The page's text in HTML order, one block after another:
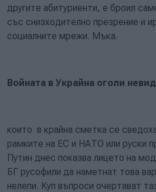
другите абитуриенти, е броил
със снизходително презрение и
социалните мрежи. Мъка.
Войната в Украйна оголи
които в крайна сметка се
рамките на ЕС и НАТО или руски
Путин днес показва лицето на
БГ русофили да наметнат това
нелепи. Куп въпроси очертават